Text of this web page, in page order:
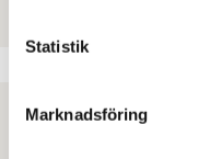
Statistik
Marknadsföring